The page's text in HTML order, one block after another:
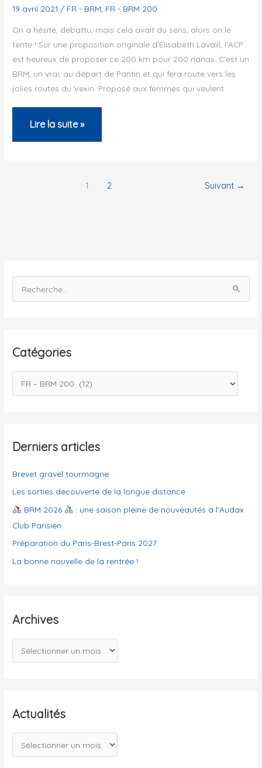
19 avril 2021 / FR - BRM FR - BRM 200
On a hésité, débattu, mais cela avait du sens, alors on le
tente ! Sur une proposition originale d’Elisabeth Lavaill, l’ACP
est heureux de proposer ce 200 km pour 200 nanas. C’est un
BRM, un vrai, au départ de Pantin et qui fera route vers les
jolies routes du Vexin. Proposé aux femmes qui veulent
200
nanas
Lire la suite »
1 2 Suivant →
e
e
h
Catégories
a
g
r
i
e
s
Derniers articles
Brevet gravel tourmagne
Les sorties découverte de la longue distance
BRM 2026
: une saison pleine de nouveautés à l’Audax
Club Parisien
Préparation du Paris-Brest-Paris 2027
La bonne nouvelle de la rentrée !
Archives
r
s
Actualités
c